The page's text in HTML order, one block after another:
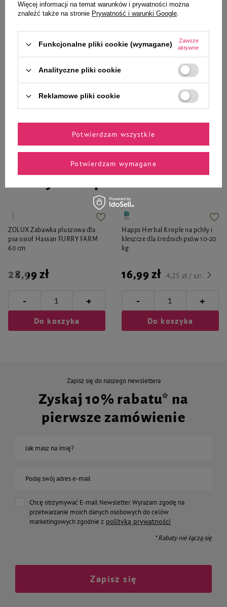
+
Do koszyka
19,99 zł / kg
Do koszyka
Zaufane i polecane przez
ZOLUX Zabawka pluszowa dla
psa osioł Hassan FURRY FARM
60 cm
28,99 zł
- +
Do koszyka
Happs Herbal Krople na pchły i
kleszcze dla średnich psów 10-20
kg
16,99 zł 4,25 zł / szt.
- +
Do koszyka
Zapisz się do naszego newslettera
Zyskaj 10% rabatu* na
pierwsze zamówienie
Jak masz na imię?
Podaj swój adres e-mail
Chcę otrzymywać E-mail Newsletter. Wyrażam zgodę na
przetwarzanie moich danych osobowych do celów
marketingowych zgodnie z polityką prywatności
* Rabaty nie łączą się
Zapisz się
Więcej informacji na temat warunków i prywatności można
znaleźć także na stronie Prywatność i warunki Google.
Funkcjonalne pliki cookie (wymagane)
Zawsze
aktywne
Analityczne pliki cookie
Reklamowe pliki cookie
Potwierdzam wymagane
Potwierdzam wszystkie